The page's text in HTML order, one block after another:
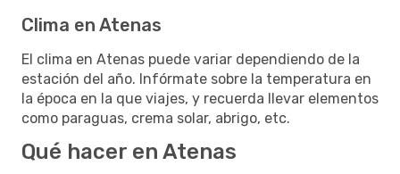
Clima en Atenas
El clima en Atenas puede variar dependiendo de la
estación del año. Infórmate sobre la temperatura en
la época en la que viajes, y recuerda llevar elementos
como paraguas, crema solar, abrigo, etc.
Qué hacer en Atenas